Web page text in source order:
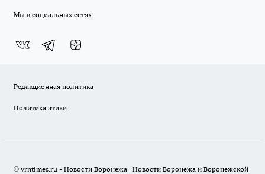
Мы в социальных сетях
Редакционная политика
Политика этики
© vrntimes.ru - Новости Воронежа | Новости Воронежа и Воронежской